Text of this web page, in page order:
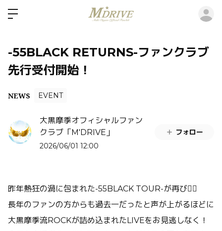
-55BLACK RETURNS-ファンクラブ
先行受付開始！
NEWS EVENT
大黒摩季オフィシャルファン
クラブ「M'DRIVE」
2026/06/01 12:00
フォロー
昨年熱狂の渦に包まれた-55BLACK TOUR-が再び❤️‍🔥
長年のファンの方からも過去一だったと声が上がるほどに
大黒摩季流ROCKが詰め込まれたLIVEをお見逃しなく！